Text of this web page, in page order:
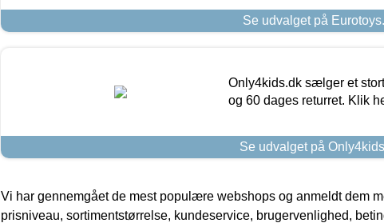
Se udvalget på
Only4kids.dk sælger et
og 60 dages returret. Klik
Se udvalget på
Vi har gennemgået de mest populære webshops og anmeldt dem
prisniveau, sortimentstørrelse, kundeservice, brugervenlighed,